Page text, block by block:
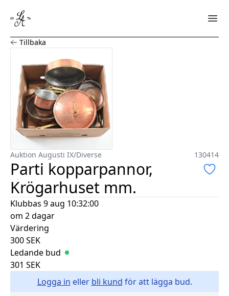
Parti kopparpannor, Krögarhuset mm.
Tillbaka
Auktion Augusti IX/Diverse 130414
Parti kopparpannor,
Krögarhuset mm.
Klubbas 9 aug 10:32:00
om 2 dagar
Värdering
300SEK
Ledande bud
301 SEK
Logga in eller bli kund för att lägga bud.